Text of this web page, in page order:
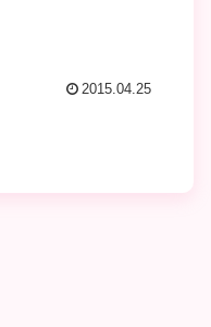
2015.04.25